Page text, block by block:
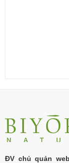
ĐV chủ quản